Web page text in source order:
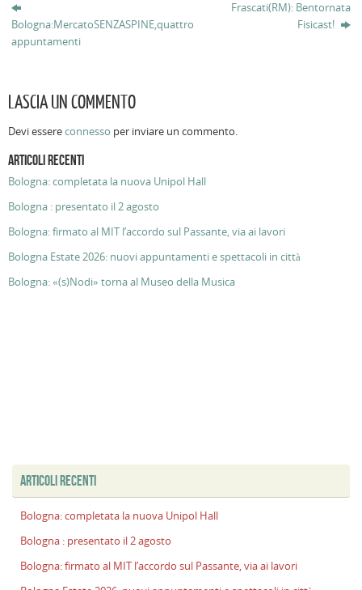
Bologna:MercatoSENZASPINE,quattro
appuntamenti
Frascati(RM): Bentornata
Fisicast!
LASCIA UN COMMENTO
Devi essereconnesso per inviare un commento.
ARTICOLI RECENTI
Bologna: completata la nuova Unipol Hall
Bologna : presentato il 2 agosto
Bologna: firmato al MIT l’accordo sul Passante, via ai lavori
Bologna Estate 2026: nuovi appuntamenti e spettacoli in città
Bologna: «(s)Nodi» torna al Museo della Musica
ARTICOLI RECENTI
Bologna: completata la nuova Unipol Hall
Bologna : presentato il 2 agosto
Bologna: firmato al MIT l’accordo sul Passante, via ai lavori